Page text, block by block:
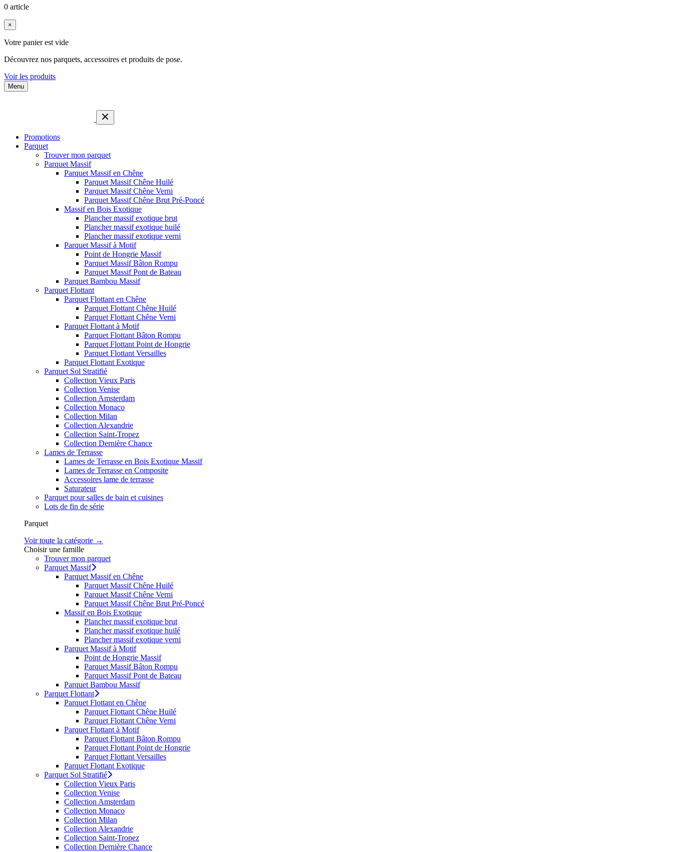
0 article
×
Votre panier est vide
Découvrez nos parquets, accessoires et produits de pose.
Voir les produits
Menu
Promotions
Parquet
Trouver mon parquet
Parquet Massif
Parquet Massif en Chêne
Parquet Massif Chêne Huilé
Parquet Massif Chêne Verni
Parquet Massif Chêne Brut Pré-Poncé
Massif en Bois Exotique
Plancher massif exotique brut
Plancher massif exotique huilé
Plancher massif exotique verni
Parquet Massif à Motif
Point de Hongrie Massif
Parquet Massif Bâton Rompu
Parquet Massif Pont de Bateau
Parquet Bambou Massif
Parquet Flottant
Parquet Flottant en Chêne
Parquet Flottant Chêne Huilé
Parquet Flottant Chêne Verni
Parquet Flottant à Motif
Parquet Flottant Bâton Rompu
Parquet Flottant Point de Hongrie
Parquet Flottant Versailles
Parquet Flottant Exotique
Parquet Sol Stratifié
Collection Vieux Paris
Collection Venise
Collection Amsterdam
Collection Monaco
Collection Milan
Collection Alexandrie
Collection Saint-Tropez
Collection Dernière Chance
Lames de Terrasse
Lames de Terrasse en Bois Exotique Massif
Lames de Terrasse en Composite
Accessoires lame de terrasse
Saturateur
Parquet pour salles de bain et cuisines
Lots de fin de série
Parquet
Voir toute la catégorie →
Choisir une famille
Trouver mon parquet
Parquet Massif
Parquet Massif en Chêne
Parquet Massif Chêne Huilé
Parquet Massif Chêne Verni
Parquet Massif Chêne Brut Pré-Poncé
Massif en Bois Exotique
Plancher massif exotique brut
Plancher massif exotique huilé
Plancher massif exotique verni
Parquet Massif à Motif
Point de Hongrie Massif
Parquet Massif Bâton Rompu
Parquet Massif Pont de Bateau
Parquet Bambou Massif
Parquet Flottant
Parquet Flottant en Chêne
Parquet Flottant Chêne Huilé
Parquet Flottant Chêne Verni
Parquet Flottant à Motif
Parquet Flottant Bâton Rompu
Parquet Flottant Point de Hongrie
Parquet Flottant Versailles
Parquet Flottant Exotique
Parquet Sol Stratifié
Collection Vieux Paris
Collection Venise
Collection Amsterdam
Collection Monaco
Collection Milan
Collection Alexandrie
Collection Saint-Tropez
Collection Dernière Chance